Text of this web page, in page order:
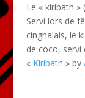
Le « kiribath
Servi lors de
cinghalais, le
de coco, servi
« Kiribath » by